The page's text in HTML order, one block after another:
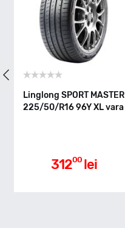
Clasa de eficienta
C
Linglong SPORT MASTER
225/50/R16 96Y XL vara
31200 lei